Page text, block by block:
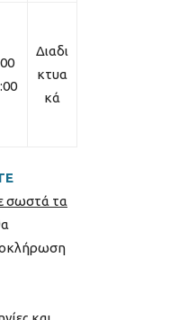
Διαδι
κτυα
κά
σωστά τα